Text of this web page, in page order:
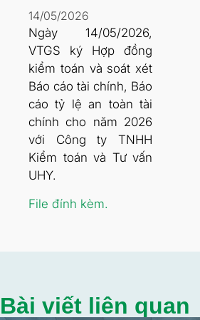
14/05/2026
Ngày 14/05/2026,
VTGS ký Hợp đồng
kiểm toán và soát xét
Báo cáo tài chính, Báo
cáo tỷ lệ an toàn tài
chính cho năm 2026
với Công ty TNHH
Kiểm toán và Tư vấn
UHY.
File đính kèm.
Bài viết liên quan